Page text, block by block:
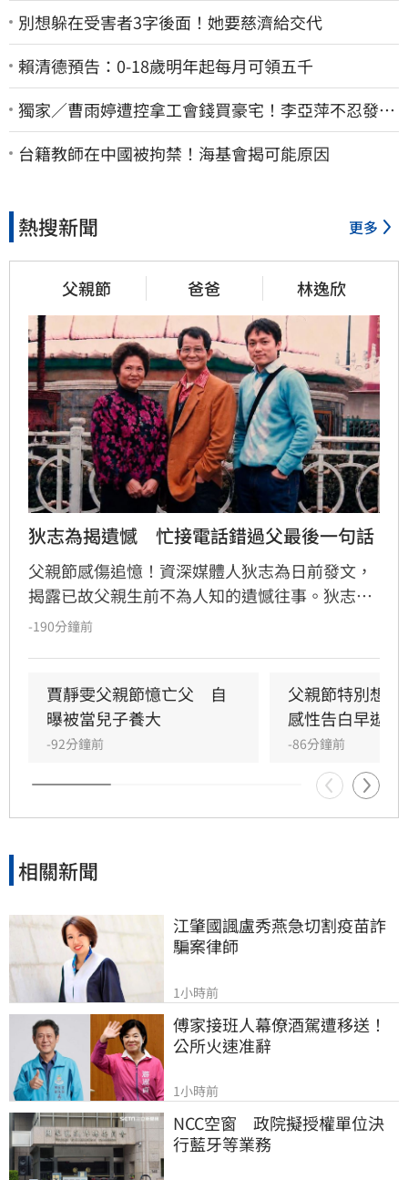
別想躲在受害者3字後面！她要慈濟給交代
賴清德預告：0-18歲明年起每月可領五千
獨家／曹雨婷遭控拿工會錢買豪宅！李亞萍不忍發
聲：余天管工會都貼錢
台籍教師在中國被拘禁！海基會揭可能原因
熱搜新聞 更多
父親節 爸爸 林逸欣
狄志為揭遺憾　忙接電話錯過父最後一句話
父親節感傷追憶！資深媒體人狄志為日前發文，
揭露已故父親生前不為人知的遺憾往事。狄志為
透露，父親一生以海為家，兩人相處時間極少，
在門外落淚。最讓狄志為心碎的是，當年陪病重
父親曬太陽時，自己因忙於接工作電話而忽視了
父親，沒想到那竟是父子最後的相處，父親回房
後便陷入永眠。這段錯過的對話成為他20年來心
中最深的遺憾，他以此感嘆，有些電話晚點接沒
關係，但錯過的親情與話語，可能再也無法挽
-190分鐘前
賈靜雯父親節憶亡父　自
曝被當兒子養大
-92分鐘前
父親節特別想
感性告白早逝父
-86分鐘前
相關新聞
江肇國諷盧秀燕急切割疫苗詐
騙案律師
1小時前
傅家接班人幕僚酒駕遭移送！
公所火速准辭
1小時前
NCC空窗　政院擬授權單位決
行藍牙等業務